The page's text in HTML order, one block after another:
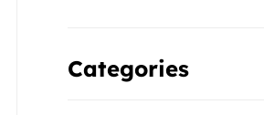
Categories